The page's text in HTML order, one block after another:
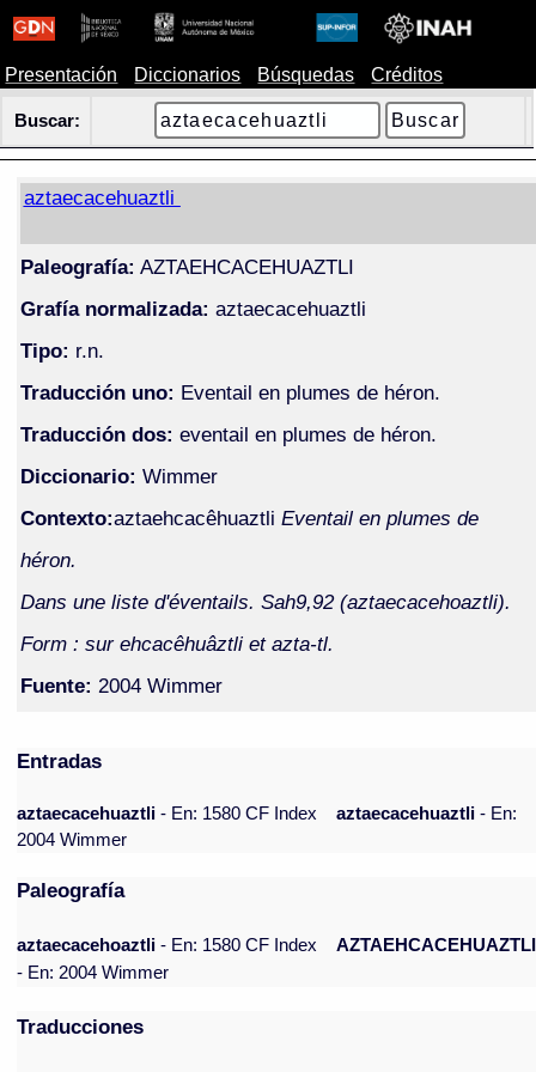
Presentación Diccionarios Búsquedas Créditos
Buscar:
aztaecacehuaztli
Paleografía: AZTAEHCACEHUAZTLI
Grafía normalizada: aztaecacehuaztli
Tipo: r.n.
Traducción uno: Eventail en plumes de héron.
Traducción dos: eventail en plumes de héron.
Diccionario: Wimmer
Contexto:aztaehcacêhuaztli Eventail en plumes de
héron.
Dans une liste d'éventails. Sah9,92 (aztaecacehoaztli).
Form : sur ehcacêhuâztli et azta-tl.
Fuente: 2004 Wimmer
Entradas
aztaecacehuaztli- En: 1580 CF Index aztaecacehuaztli- En:
2004 Wimmer
Paleografía
aztaecacehoaztli - En: 1580 CF Index
AZTAEHCACEHUAZTLI
- En: 2004 Wimmer
Traducciones